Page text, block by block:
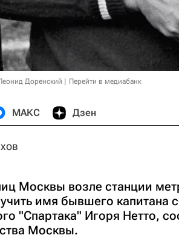
Доренский Перейти в медиабанк
МАКС Дзен
Москвы возле станции
имя бывшего капитана
"Спартака" Игоря Нетто,
Москвы.